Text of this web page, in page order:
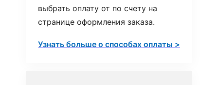
выбрать оплату от по счету на
странице оформления заказа.
Узнать больше о способах оплаты >